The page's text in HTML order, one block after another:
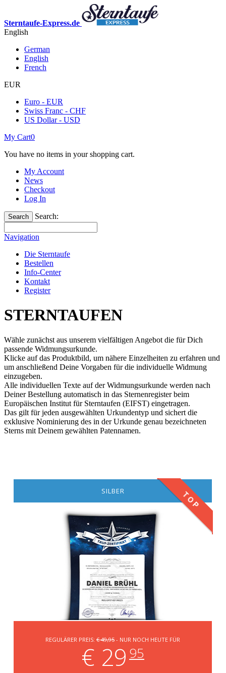
Sterntaufe-Express.de
English
German
English
French
EUR
Euro - EUR
Swiss Franc - CHF
US Dollar - USD
My Cart0
You have no items in your shopping cart.
My Account
News
Checkout
Log In
Search Search:
Navigation
Die Sterntaufe
Bestellen
Info-Center
Kontakt
Register
STERNTAUFEN
Wähle zunächst aus unserem vielfältigen Angebot die für Dich
passende Widmungsurkunde.
Klicke auf das Produktbild, um nähere Einzelheiten zu erfahren und
um anschließend Deine Vorgaben für die individuelle Widmung
einzugeben.
Alle individuellen Texte auf der Widmungsurkunde werden nach
Deiner Bestellung automatisch in das Sternenregister beim
Europäischen Institut für Sterntaufen (EIFST) eingetragen.
Das gilt für jeden ausgewählten Urkundentyp und sichert die
exklusive Nominierung des in der Urkunde genau bezeichneten
Sterns mit Deinem gewählten Patennamen.
SILBER
REGULÄRER PREIS: € 49,95 - NUR NOCH HEUTE FÜR
€ 29 95
TOP